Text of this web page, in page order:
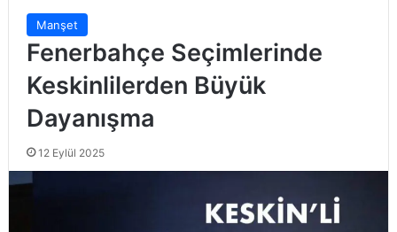
Manşet
Fenerbahçe Seçimlerinde
Keskinlilerden Büyük
Dayanışma
12 Eylül 2025